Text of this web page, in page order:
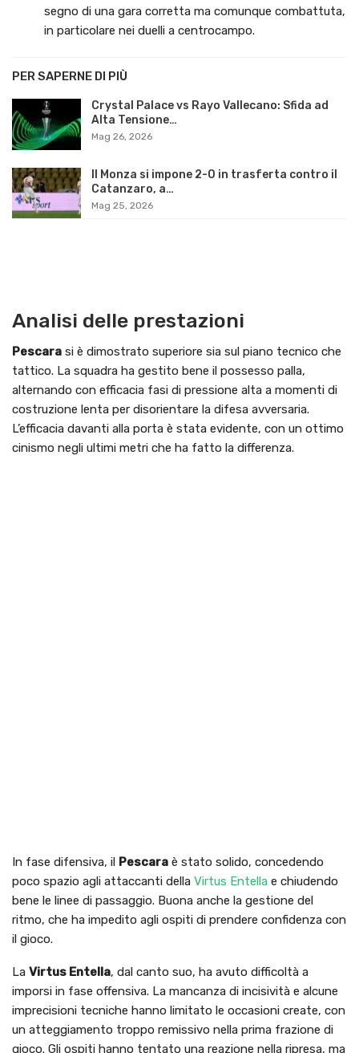
segno di una gara corretta ma comunque combattuta,
in particolare nei duelli a centrocampo.
PER SAPERNE DI PIÙ
Crystal Palace vs Rayo Vallecano: Sfida ad
Alta Tensione…
Mag 26, 2026
Il Monza si impone 2-0 in trasferta contro il
Catanzaro, a…
Mag 25, 2026
Analisi delle prestazioni
Pescara si è dimostrato superiore sia sul piano tecnico che
tattico. La squadra ha gestito bene il possesso palla,
alternando con efficacia fasi di pressione alta a momenti di
costruzione lenta per disorientare la difesa avversaria.
L’efficacia davanti alla porta è stata evidente, con un ottimo
cinismo negli ultimi metri che ha fatto la differenza.
In fase difensiva, il Pescara è stato solido, concedendo
poco spazio agli attaccanti della Virtus Entella e chiudendo
bene le linee di passaggio. Buona anche la gestione del
ritmo, che ha impedito agli ospiti di prendere confidenza con
il gioco.
La Virtus Entella, dal canto suo, ha avuto difficoltà a
imporsi in fase offensiva. La mancanza di incisività e alcune
imprecisioni tecniche hanno limitato le occasioni create, con
un atteggiamento troppo remissivo nella prima frazione di
gioco. Gli ospiti hanno tentato una reazione nella ripresa, ma